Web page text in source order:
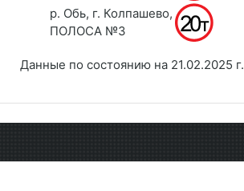
р. Обь, г. Колпашево,
ПОЛОСА №3
Данные по состоянию на 21.02.2025 г.